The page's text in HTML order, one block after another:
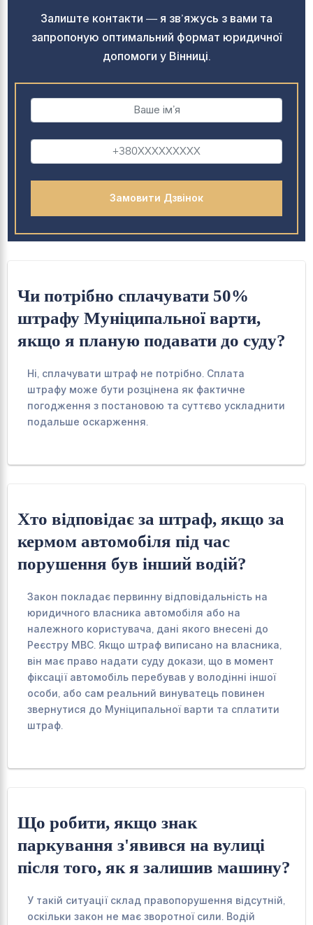
Залиште контакти — я зв’яжусь з вами та
запропоную оптимальний формат юридичної
допомоги у Вінниці.
Чи потрібно сплачувати 50%
штрафу Муніципальної варти,
якщо я планую подавати до суду?
Ні, сплачувати штраф не потрібно. Сплата
штрафу може бути розцінена як фактичне
погодження з постановою та суттєво ускладнити
подальше оскарження.
Хто відповідає за штраф, якщо за
кермом автомобіля під час
порушення був інший водій?
Закон покладає первинну відповідальність на
юридичного власника автомобіля або на
належного користувача, дані якого внесені до
Реєстру МВС. Якщо штраф виписано на власника,
він має право надати суду докази, що в момент
фіксації автомобіль перебував у володінні іншої
особи, або сам реальний винуватець повинен
звернутися до Муніципальної варти та сплатити
штраф.
Що робити, якщо знак
паркування з'явився на вулиці
після того, як я залишив машину?
У такій ситуації склад правопорушення відсутній,
оскільки закон не має зворотної сили. Водій